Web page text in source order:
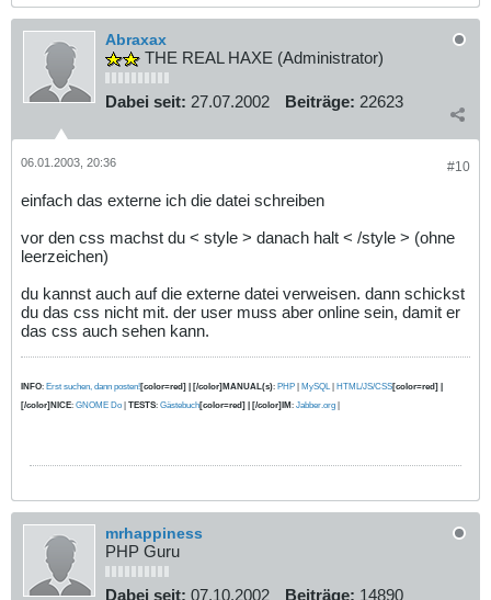
Abraxax
THE REAL HAXE (Administrator)
Dabei seit: 27.07.2002 Beiträge: 22623
#10
06.01.2003, 20:36
einfach das externe ich die datei schreiben
vor den css machst du < style > danach halt < /style > (ohne
leerzeichen)
du kannst auch auf die externe datei verweisen. dann schickst
du das css nicht mit. der user muss aber online sein, damit er
das css auch sehen kann.
INFO: Erst suchen, dann posten![color=red] | [/color]MANUAL(s): PHP MySQL HTML/JS/CSS[color=red] |
[/color]NICE: GNOME Do TESTS: Gästebuch[color=red] | [/color]IM : Jabber.org
mrhappiness
PHP Guru
Dabei seit: 07.10.2002 Beiträge: 14890